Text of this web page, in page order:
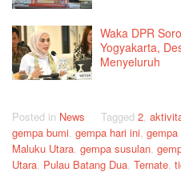
Waka DPR
Yogyakarta,
Menyeluruh
Posted in News Tagged 2,
gempa bumi, gempa hari ini,
Maluku Utara, gempa susulan,
Utara, Pulau Batang Dua, Ternate,